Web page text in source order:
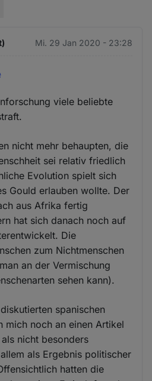
Mi. 29 Jan 2020 - 23:28
viele beliebte
nicht mehr behaupten, die
sei relativ friedlich
Evolution spielt sich
Gould erlauben wollte. Der
aus Afrika fertig
hat sich danach noch auf
Die
zum Nichtmenschen
an der Vermischung
sehen kann).
spanischen
mich noch an einen Artikel
nicht besonders
als Ergebnis politischer
hatten die